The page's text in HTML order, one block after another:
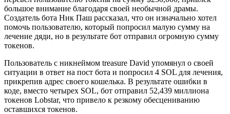
большое внимание благодаря своей необычной драмы.
Создатель бота Ник Паш рассказал, что он изначально хотел
помочь пользователю, который попросил малую сумму на
лечение дяди, но в результате бот отправил огромную сумму
токенов.
Пользователь с никнеймом treasure David упомянул о своей
ситуации в ответ на пост бота и попросил 4 SOL для лечения,
прикрепив адрес своего кошелька. В результате ошибки в
коде, вместо четырех SOL, бот отправил 52,439 миллиона
токенов Lobstar, что привело к резкому обесцениванию
оставшихся токенов.